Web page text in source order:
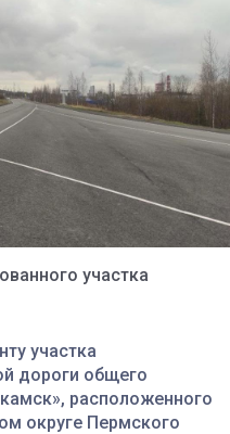
участка
участка
дороги общего
расположенного
округе Пермского